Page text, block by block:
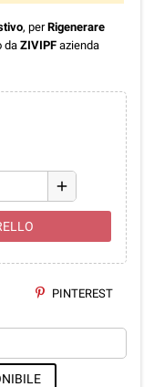
, perRigenerare
da ZIVIPF azienda
add
PINTEREST